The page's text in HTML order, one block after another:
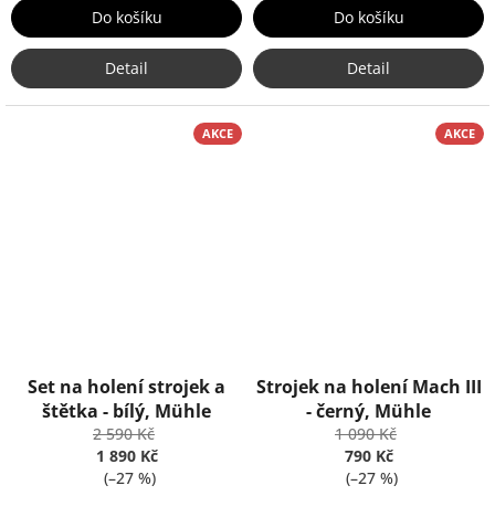
Do košíku
Detail
Do košíku
Detail
AKCE
Set na holení strojek a
štětka - bílý, Mühle
2 590 Kč
1 890 Kč
(–27 %)
AKCE
Strojek na holení Mach III
- černý, Mühle
1 090 Kč
790 Kč
(–27 %)